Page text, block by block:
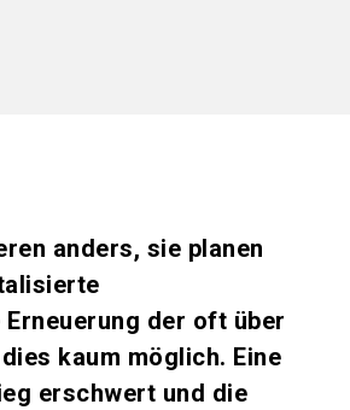
anders, sie planen
der oft über
kaum möglich. Eine
erschwert und die